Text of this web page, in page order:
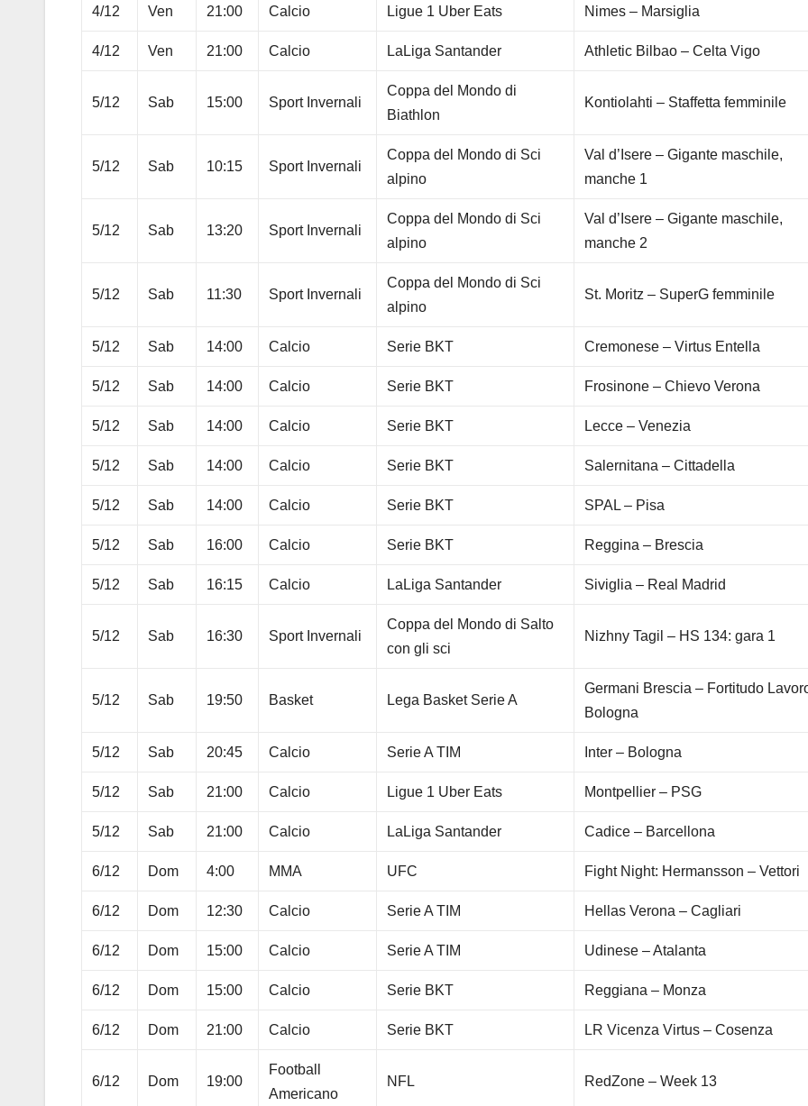
4/12 Ven 21:00 Calcio Ligue 1 Uber Eats Nimes – Marsiglia
4/12 Ven 21:00 Calcio LaLiga Santander Athletic Bilbao – Celta Vigo
5/12 Sab 15:00 Sport Invernali
Coppa del Mondo di
Biathlon
Kontiolahti – Staffetta femminile
5/12 Sab 10:15 Sport Invernali
Coppa del Mondo di Sci
alpino
Val d’Isere – Gigante maschile,
manche 1
5/12 Sab 13:20 Sport Invernali
Coppa del Mondo di Sci
alpino
Val d’Isere – Gigante maschile,
manche 2
5/12 Sab 11:30 Sport Invernali
Coppa del Mondo di Sci
alpino
St. Moritz – SuperG femminile
5/12 Sab 14:00 Calcio Serie BKT Cremonese – Virtus Entella
5/12 Sab 14:00 Calcio Serie BKT Frosinone – Chievo Verona
5/12 Sab 14:00 Calcio Serie BKT Lecce – Venezia
5/12 Sab 14:00 Calcio Serie BKT Salernitana – Cittadella
5/12 Sab 14:00 Calcio Serie BKT SPAL – Pisa
5/12 Sab 16:00 Calcio Serie BKT Reggina – Brescia
5/12 Sab 16:15 Calcio LaLiga Santander Siviglia – Real Madrid
5/12 Sab 16:30 Sport Invernali
Coppa del Mondo di Salto
con gli sci
Nizhny Tagil – HS 134: gara 1
5/12 Sab 19:50 Basket Lega Basket Serie A
Germani Brescia – Fortitudo
Bologna
5/12 Sab 20:45 Calcio Serie A TIM Inter – Bologna
5/12 Sab 21:00 Calcio Ligue 1 Uber Eats Montpellier – PSG
5/12 Sab 21:00 Calcio LaLiga Santander Cadice – Barcellona
6/12 Dom 4:00 MMA UFC Fight Night: Hermansson – Vettori
6/12 Dom 12:30 Calcio Serie A TIM Hellas Verona – Cagliari
6/12 Dom 15:00 Calcio Serie A TIM Udinese – Atalanta
6/12 Dom 15:00 Calcio Serie BKT Reggiana – Monza
6/12 Dom 21:00 Calcio Serie BKT LR Vicenza Virtus – Cosenza
6/12 Dom 19:00
Football
Americano
NFL RedZone – Week 13